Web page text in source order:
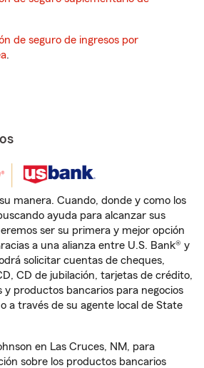
de seguro de ingresos por
.
manera. Cuando, donde y como los
ayuda para alcanzar sus
ser su primera y mejor opción
a una alianza entre U.S. Bank® y
solicitar cuentas de cheques,
CD de jubilación, tarjetas de crédito,
y productos bancarios para negocios
a través de su agente local de State
en Las Cruces, NM, para
sobre los productos bancarios